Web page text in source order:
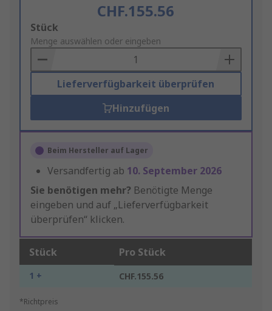
CHF.155.56
Add
to
Basket
Stück
Menge auswählen oder eingeben
Lieferverfügbarkeit überprüfen
Hinzufügen
Beim Hersteller auf Lager
Versandfertig ab 10. September 2026
Sie benötigen mehr? Benötigte Menge
eingeben und auf „Lieferverfügbarkeit
überprüfen“ klicken.
Stück Pro Stück
1 + CHF.155.56
*Richtpreis